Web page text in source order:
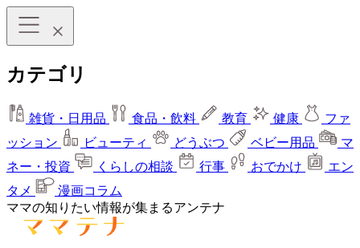
カテゴリ
雑貨・日用品 食品・飲料 教育 健康
ファ
ッション
ビューティ どうぶつ ベビー用品
マ
ネー・投資
くらしの相談 行事 おでかけ
エン
タメ
漫画コラム
ママの知りたい情報が集まるアンテナ